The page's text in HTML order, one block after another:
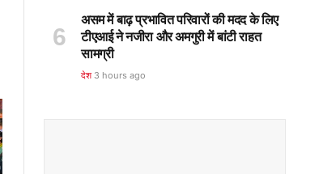
असम में बाढ़ प्रभावित परिवारों की मदद के लिए
टीएआई ने नजीरा और अमगुरी में बांटी राहत
सामग्री
देश 3 hours ago